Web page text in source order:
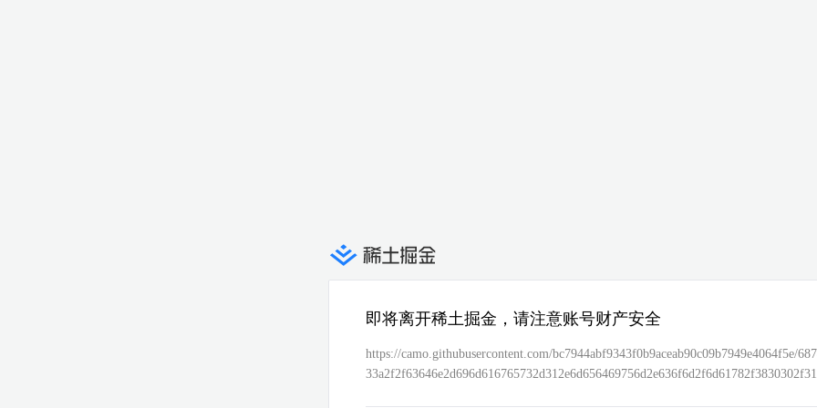
即将离开稀土掘金，请注意账号财产安全
https://camo.githubusercontent.com/bc7944abf9343f0b9aceab90c09b7949e4064f5e/